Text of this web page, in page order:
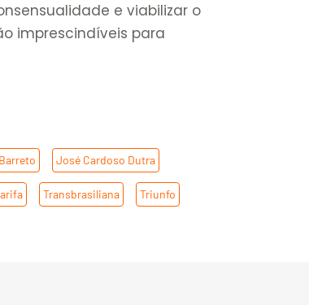
e viabilizar o
imprescindíveis para
José Cardoso Dutra
Transbrasiliana Triunfo